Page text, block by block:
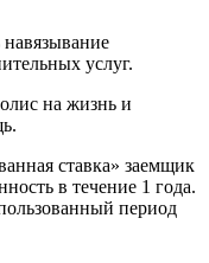
услуг.
на жизнь и
ставка» заемщик
в течение 1 года.
период